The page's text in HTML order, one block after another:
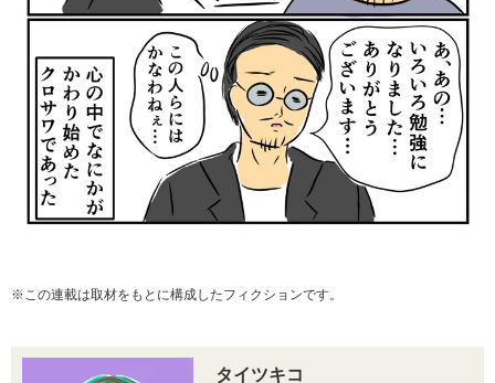
※この連載は取材をもとに構成したフィクションです。
タイツキコ